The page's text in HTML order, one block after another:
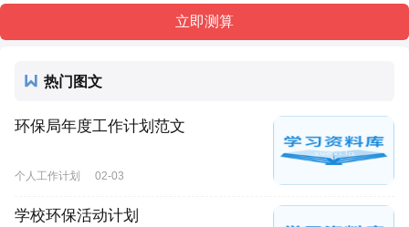
热门图文
环保局年度工作计划范文
个人工作计划 02-03
学校环保活动计划